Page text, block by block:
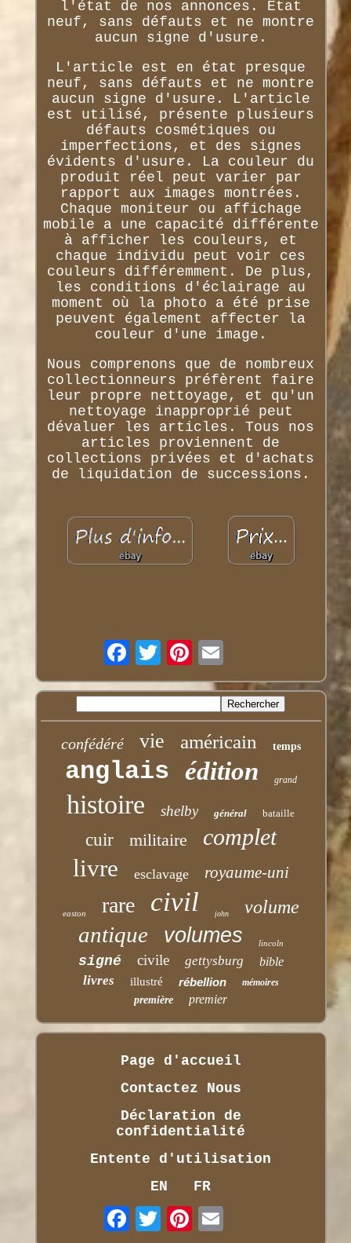
l'état de nos annonces. État
neuf, sans défauts et ne montre
aucun signe d'usure.
L'article est en état presque
neuf, sans défauts et ne montre
aucun signe d'usure. L'article
est utilisé, présente plusieurs
défauts cosmétiques ou
imperfections, et des signes
évidents d'usure. La couleur du
produit réel peut varier par
rapport aux images montrées.
Chaque moniteur ou affichage
mobile a une capacité différente
à afficher les couleurs, et
chaque individu peut voir ces
couleurs différemment. De plus,
les conditions d'éclairage au
moment où la photo a été prise
peuvent également affecter la
couleur d'une image.
Nous comprenons que de nombreux
collectionneurs préfèrent faire
leur propre nettoyage, et qu'un
nettoyage inapproprié peut
dévaluer les articles. Tous nos
articles proviennent de
collections privées et d'achats
de liquidation de successions.
confédéré vie américain temps
anglais édition grand
histoire shelby général bataille
cuir militaire complet
livre esclavage royaume-uni
easton rare civil john volume
antique volumes lincoln
signé civile gettysburg bible
livres illustré rébellion mémoires
première premier
Page d'accueil
Contactez Nous
Déclaration de
confidentialité
Entente d'utilisation
EN
FR